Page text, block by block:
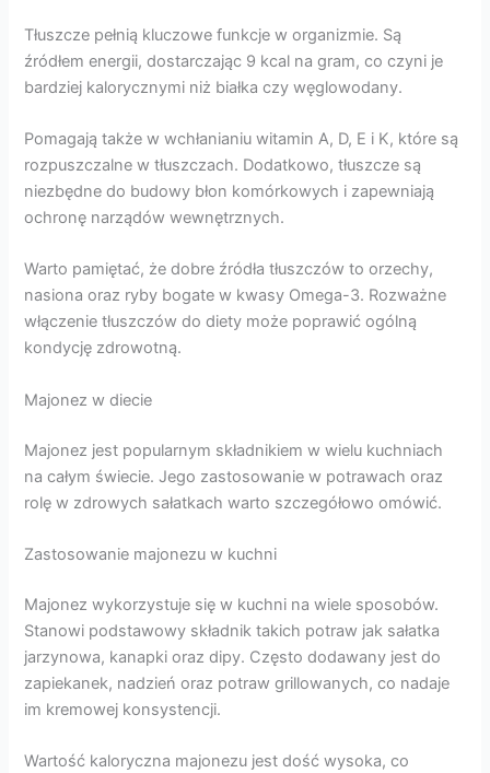
Tłuszcze pełnią kluczowe funkcje w organizmie. Są
źródłem energii, dostarczając 9 kcal na gram, co czyni je
bardziej kalorycznymi niż białka czy węglowodany.
Pomagają także w wchłanianiu witamin A, D, E i K, które są
rozpuszczalne w tłuszczach. Dodatkowo, tłuszcze są
niezbędne do budowy błon komórkowych i zapewniają
ochronę narządów wewnętrznych.
Warto pamiętać, że dobre źródła tłuszczów to orzechy,
nasiona oraz ryby bogate w kwasy Omega-3. Rozważne
włączenie tłuszczów do diety może poprawić ogólną
kondycję zdrowotną.
Majonez w diecie
Majonez jest popularnym składnikiem w wielu kuchniach
na całym świecie. Jego zastosowanie w potrawach oraz
rolę w zdrowych sałatkach warto szczegółowo omówić.
Zastosowanie majonezu w kuchni
Majonez wykorzystuje się w kuchni na wiele sposobów.
Stanowi podstawowy składnik takich potraw jak sałatka
jarzynowa, kanapki oraz dipy. Często dodawany jest do
zapiekanek, nadzień oraz potraw grillowanych, co nadaje
im kremowej konsystencji.
Wartość kaloryczna majonezu jest dość wysoka, co